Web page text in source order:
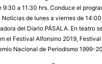
9:30 a 11:30 hrs. Conduce el
de lunes a viernes de
del Diario PÁSALA. En teatro
el Festival Alfonsino 2019,
Nacional de Periodismo 1999-